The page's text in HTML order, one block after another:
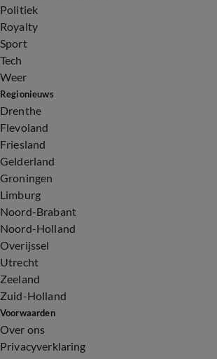
Politiek
Royalty
Sport
Tech
Weer
Regionieuws
Drenthe
Flevoland
Friesland
Gelderland
Groningen
Limburg
Noord-Brabant
Noord-Holland
Overijssel
Utrecht
Zeeland
Zuid-Holland
Voorwaarden
Over ons
Privacyverklaring